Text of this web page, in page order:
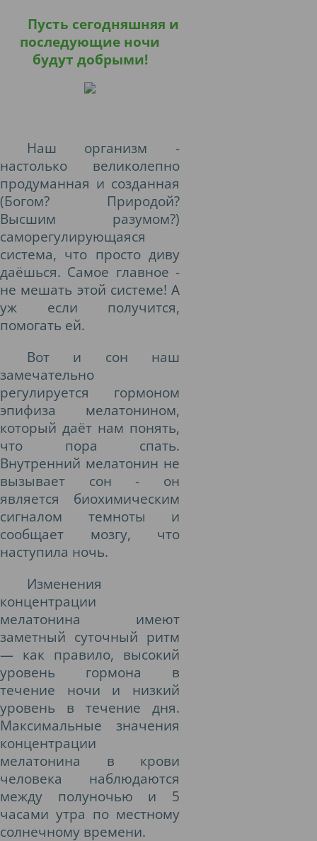
Пусть сегодняшняя и
последующие ночи
будут добрыми!
Наш организм -
настолько великолепно
продуманная и созданная
(Богом? Природой?
Высшим разумом?)
саморегулирующаяся
система, что просто диву
даёшься. Самое главное -
не мешать этой системе! А
уж если получится,
помогать ей.
Вот и сон наш
замечательно
регулируется гормоном
эпифиза мелатонином,
который даёт нам понять,
что пора спать.
Внутренний мелатонин не
вызывает сон - он
является биохимическим
сигналом темноты и
сообщает мозгу, что
наступила ночь.
Изменения
концентрации
мелатонина имеют
заметный суточный ритм
— как правило, высокий
уровень гормона в
течение ночи и низкий
уровень в течение дня.
Максимальные значения
концентрации
мелатонина в крови
человека наблюдаются
между полуночью и 5
часами утра по местному
солнечному времени.